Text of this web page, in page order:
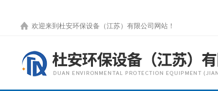
欢迎来到 杜安环保设备（江苏）有限公司网站 ！